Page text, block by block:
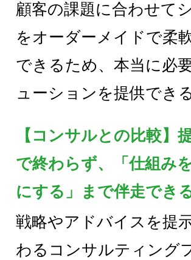
顧客の課題に合わせて
をオーダーメイドで柔
できるため、本当に必
ューションを提供できる
【コンサルとの比較】
で終わらず、「仕組み
にする」まで伴走でき
戦略やアドバイスを提
わるコンサルティング